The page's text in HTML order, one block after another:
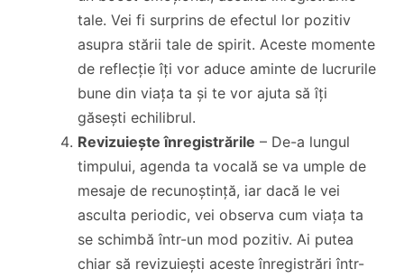
tale. Vei fi surprins de efectul lor pozitiv
asupra stării tale de spirit. Aceste momente
de reflecție îți vor aduce aminte de lucrurile
bune din viața ta și te vor ajuta să îți
găsești echilibrul.
Revizuiește înregistrările – De-a lungul
timpului, agenda ta vocală se va umple de
mesaje de recunoștință, iar dacă le vei
asculta periodic, vei observa cum viața ta
se schimbă într-un mod pozitiv. Ai putea
chiar să revizuiești aceste înregistrări într-